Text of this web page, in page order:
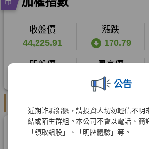
公告
近期詐騙猖獗，請投資人切勿輕信不明
結或陌生群組。本公司不會以電話、簡
「領取飆股」、「明牌體驗」等。